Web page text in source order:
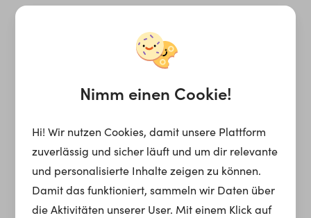
Nimm einen Cookie!
Hi! Wir nutzen Cookies, damit unsere Plattform
zuverlässig und sicher läuft und um dir relevante
und personalisierte Inhalte zeigen zu können.
Damit das funktioniert, sammeln wir Daten über
die Aktivitäten unserer User. Mit einem Klick auf